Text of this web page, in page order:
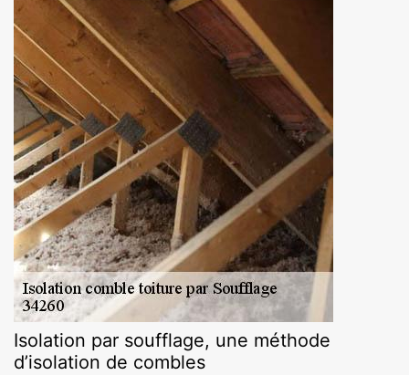
Isolation par soufflage, une méthode
d’isolation de combles